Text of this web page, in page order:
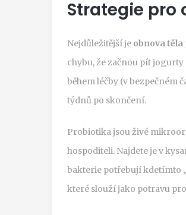
Strategie pro
Nejdůležitější je obnova
chybu, že začnou pít
během léčby (v bezpečném
týdnů po skončení.
Probiotikajsouživé
hospoditeli. Najdete je v
bakterie potřebují kdetímto
které slouží jako potravu